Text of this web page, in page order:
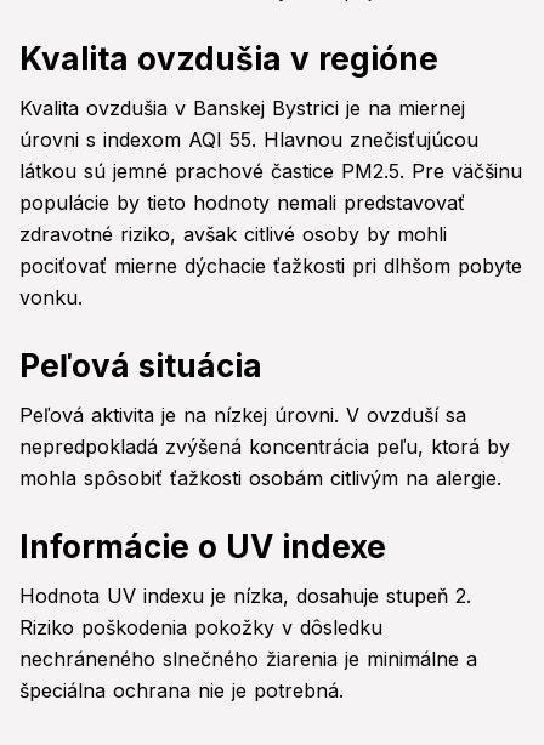
Kvalita ovzdušia v regióne
Kvalita ovzdušia v Banskej Bystrici je na miernej
úrovni s indexom AQI 55. Hlavnou znečisťujúcou
látkou sú jemné prachové častice PM2.5. Pre väčšinu
populácie by tieto hodnoty nemali predstavovať
zdravotné riziko, avšak citlivé osoby by mohli
pociťovať mierne dýchacie ťažkosti pri dlhšom pobyte
vonku.
Peľová situácia
Peľová aktivita je na nízkej úrovni. V ovzduší sa
nepredpokladá zvýšená koncentrácia peľu, ktorá by
mohla spôsobiť ťažkosti osobám citlivým na alergie.
Informácie o UV indexe
Hodnota UV indexu je nízka, dosahuje stupeň 2.
Riziko poškodenia pokožky v dôsledku
nechráneného slnečného žiarenia je minimálne a
špeciálna ochrana nie je potrebná.